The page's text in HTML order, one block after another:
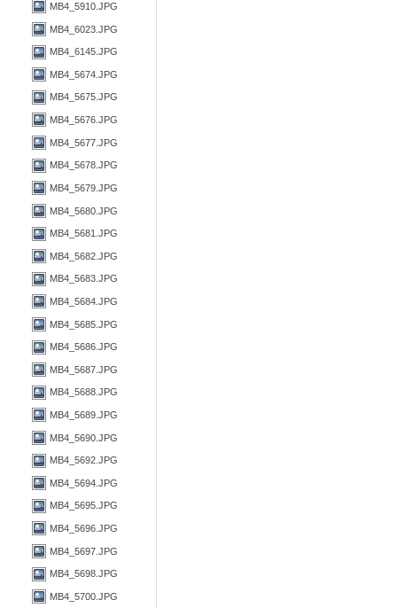
MB4_5910.JPG
MB4_6023.JPG
MB4_6145.JPG
MB4_5674.JPG
MB4_5675.JPG
MB4_5676.JPG
MB4_5677.JPG
MB4_5678.JPG
MB4_5679.JPG
MB4_5680.JPG
MB4_5681.JPG
MB4_5682.JPG
MB4_5683.JPG
MB4_5684.JPG
MB4_5685.JPG
MB4_5686.JPG
MB4_5687.JPG
MB4_5688.JPG
MB4_5689.JPG
MB4_5690.JPG
MB4_5692.JPG
MB4_5694.JPG
MB4_5695.JPG
MB4_5696.JPG
MB4_5697.JPG
MB4_5698.JPG
MB4_5700.JPG